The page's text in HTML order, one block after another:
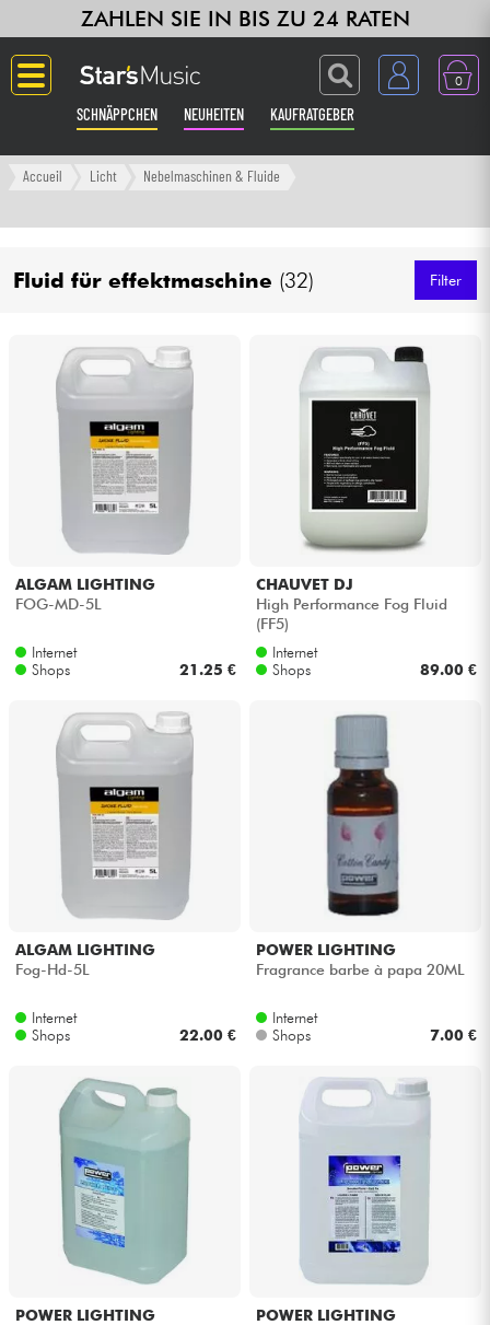
ZAHLEN SIE IN BIS ZU 24 RATEN
0
SCHNÄPPCHEN NEUHEITEN KAUFRATGEBER
Langue
Verstärker & Effekte
Synths & samplers
Studio
Kopfhörer
Licht
Drums
Blasinstrumente
Violinen & Quartett
Kinder
Kabel & Zubehöre
HiFi
Sehen Sie sich unsere Marken an
Accueil Licht Nebelmaschinen & Fluide
Fluid für effektmaschine (32) Filter
ALGAM LIGHTING
FOG-MD-5L
Internet
Shops
21.25 €
CHAUVET DJ
High Performance Fog Fluid
(FF5)
Internet
Shops
89.00 €
ALGAM LIGHTING
Fog-Hd-5L
Internet
Shops
22.00 €
POWER LIGHTING
Fragrance barbe à papa 20ML
Internet
Shops
7.00 €
POWER LIGHTING
POWER LIGHTING